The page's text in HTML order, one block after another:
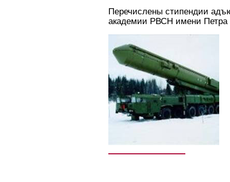
Перечислены стипендии
академии РВСН имени Петра